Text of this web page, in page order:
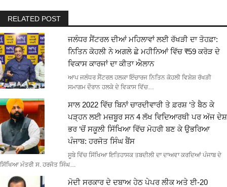
RELATED POST
ਜਲੰਧਰ ਸੈਂਟਰਲ ਦੀਆਂ ਮਹਿਲਾਵਾਂ ਲਈ ਰੱਖੜੀ ਦਾ ਤੋਹਫ਼ਾ:
ਨਿਤਿਨ ਕੋਹਲੀ ਨੇ ਅਗਲੇ ਛੇ ਮਹੀਨਿਆਂ ਵਿੱਚ ₹59 ਕਰੋੜ ਦੇ
ਵਿਕਾਸ ਕਾਰਜਾਂ ਦਾ ਕੀਤਾ ਐਲਾਨ
ਆਪ ਜਲੰਧਰ ਸੈਂਟਰਲ ਹਲਕਾ ਇੰਚਾਰਜ ਨਿਤਿਨ ਕੋਹਲੀ ਵਿਸ਼ੇਸ਼ ਰੱਖੜੀ
ਸਮਾਗਮ ਦੌਰਾਨ ਹਲਕੇ ਦੇ ਵਿਕਾਸ ਵਿੱਚ…
ਸਾਲ 2022 ਵਿੱਚ ਬਿਨਾਂ ਚਾਰਦੀਵਾਰੀ ਤੇ ਫ਼ਰਸ਼ ‘ਤੇ ਬੈਠ ਕੇ
ਪੜ੍ਹਨ ਲਈ ਮਜ਼ਬੂਰ ਸਨ 4 ਲੱਖ ਵਿਦਿਆਰਥੀ ਪਰ ਅੱਜ ਦੇਸ਼
ਭਰ ‘ਚੋਂ ਸਕੂਲੀ ਸਿੱਖਿਆ ਵਿੱਚ ਮੋਹਰੀ ਬਣ ਕੇ ਉਭਰਿਆ
ਪੰਜਾਬ: ਹਰਜੋਤ ਸਿੰਘ ਬੈਂਸ
ਸੂਬੇ ਵਿੱਚ ਸਿੱਖਿਆ ਇਤਿਹਾਸਕ ਤਬਦੀਲੀ ਦਾ ਦਾਅਵਾ ਕਰਦਿਆਂ ਪੰਜਾਬ ਦੇ
ਸਿੱਖਿਆ ਮੰਤਰੀ ਸ. ਹਰਜੋਤ ਸਿੰਘ…
ਮੋਦੀ ਸਰਕਾਰ ਦੇ ਦਬਾਅ ਹੇਠ ਪੇਪਰ ਲੀਕ ਅਤੇ ਈ-20